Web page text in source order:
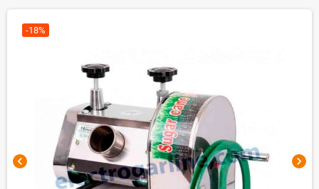
chevron_left chevron_right
-18%